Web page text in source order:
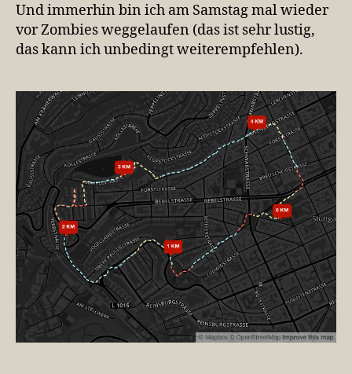
Und immerhin bin ich am Samstag mal wieder
vor Zombies weggelaufen (das ist sehr lustig,
das kann ich unbedingt weiterempfehlen).